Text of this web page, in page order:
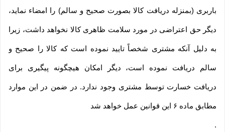
باربری (بمنزله دریافت کالا بصورت صحیح و سالم) را امضاء نماید،
دیگر حق اعتراضی در مورد سلامت ظاهری کالا نخواهد داشت، زیرا
به دلیل آنکه مشتری شخصاً تایید نموده است که کالا را صحیح و
سالم دریافت نموده است، دیگر امکان هیچگونه پیگیری برای
دریافت خسارت توسط مشتری وجود ندارد. در ضمن در این موارد
مطابق ماده ۶ این قوانین عمل خواهد شد
.